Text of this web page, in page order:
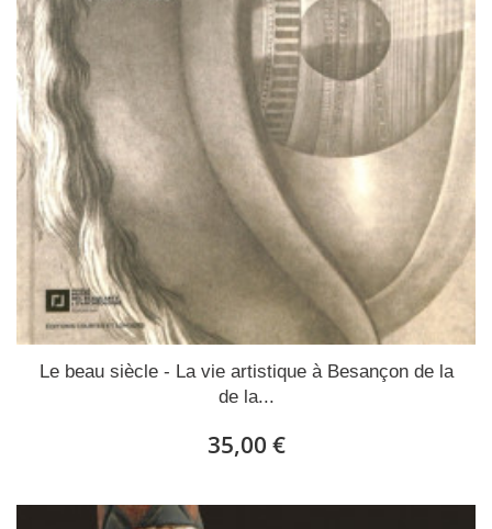
Le beau siècle - La vie artistique à Besançon de la
de la...
35,00 €